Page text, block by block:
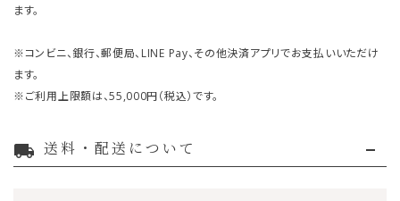
ます。
※コンビニ、銀行、郵便局、LINE Pay、その他決済アプリでお支払いいただけ
ます。
※ご利用上限額は、55,000円（税込）です。
local_shipping 送料・配送について